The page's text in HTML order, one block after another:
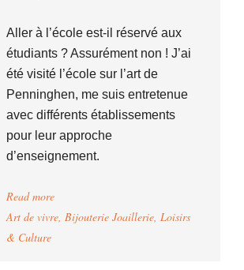
Aller à l’école est-il réservé aux
étudiants ? Assurément non ! J’ai
été visité l’école sur l’art de
Penninghen, me suis entretenue
avec différents établissements
pour leur approche
d’enseignement.
Read more
Art de vivre, Bijouterie Joaillerie, Loisirs
& Culture